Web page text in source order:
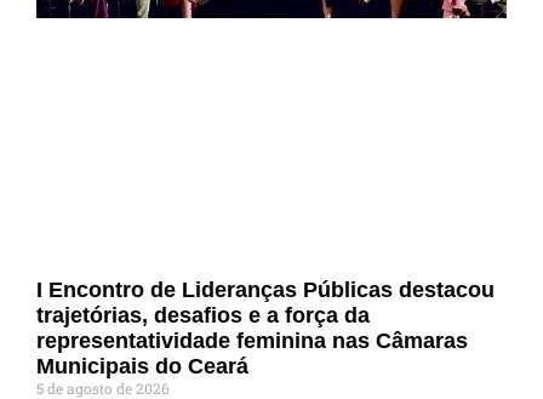
I Encontro de Lideranças Públicas destacou
trajetórias, desafios e a força da
representatividade feminina nas Câmaras
Municipais do Ceará
5 de agosto de 2026